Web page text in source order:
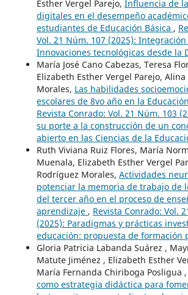
Esther Vergel Parejo, Influencia de
digitales en el desempeño
estudiantes de Educación Básica ,
Vol. 21 Núm. 107 (2025):
Innovaciones tecnológicas desde la
María José Cano Cabezas, Teresa
Elizabeth Esther Vergel Parejo,
Morales, Las habilidades
escolares de 8vo año en la
Revista Conrado: Vol. 21 Núm. 103
su porte a la construcción de un
abierto en las Ciencias de la
Ruth Viviana Ruiz Flores, María
Muenala, Elizabeth Esther Vergel
Rodríguez Morales, Actividades
potenciar la memoria de trabajo de
del tercer año en el proceso de
aprendizaje , Revista Conrado: Vol.
(2025): Paradigmas y prácticas
educación: propuesta de formación
Gloria Patricia Labanda Suárez ,
Matute Jiménez , Elizabeth Esther
María Fernanda Chiriboga Posligua ,
como estrategia didáctica para